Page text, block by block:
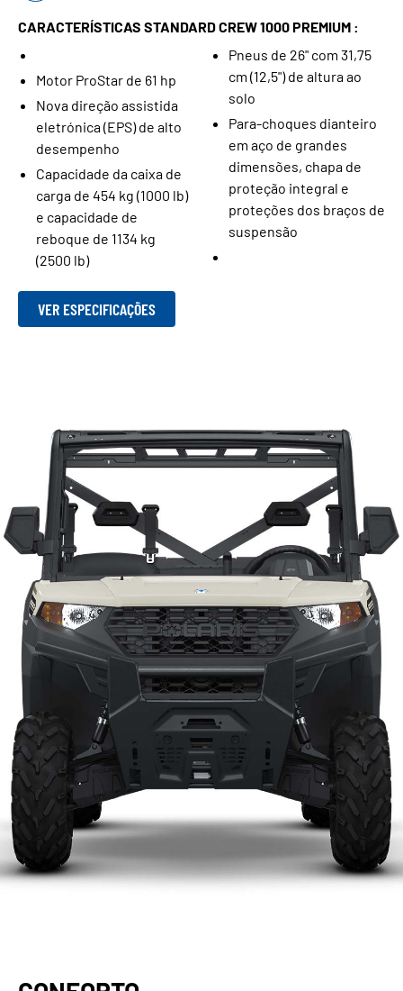
CARACTERÍSTICAS STANDARD CREW 1000 PREMIUM :
Motor ProStar de 61 hp
Nova direção assistida
eletrónica (EPS) de alto
desempenho
Capacidade da caixa de
carga de 454 kg (1000 lb)
e capacidade de
reboque de 1134 kg
(2500 lb)
Pneus de 26" com 31,75
cm (12,5") de altura ao
solo
Para-choques dianteiro
em aço de grandes
dimensões, chapa de
proteção integral e
proteções dos braços de
suspensão
VER ESPECIFICAÇÕES